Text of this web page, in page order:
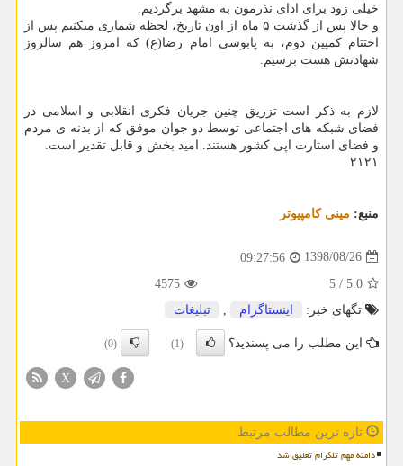
خیلی زود برای ادای نذرمون به مشهد برگردیم.
و حالا پس از گذشت ۵ ماه از اون تاریخ، لحظه شماری میكنیم پس از
اختتام كمپین دوم، به پابوسی امام رضا(ع) كه امروز هم سالروز
شهادتش هست برسیم.
لازم به ذكر است تزریق چنین جریان فكری انقلابی و اسلامی در
فضای شبكه های اجتماعی توسط دو جوان موفق كه از بدنه ی مردم
و فضای استارت اپی كشور هستند. امید بخش و قابل تقدیر است.
۲۱۲۱
منبع: مینی كامپیوتر
1398/08/26
09:27:56
5.0
/
5
4575
تگهای خبر:
اینستاگرام , تبلیغات
این مطلب را می پسندید؟ (1)
(0)
X
تازه ترین مطالب مرتبط
دامنه مهم تلگرام تعلیق شد